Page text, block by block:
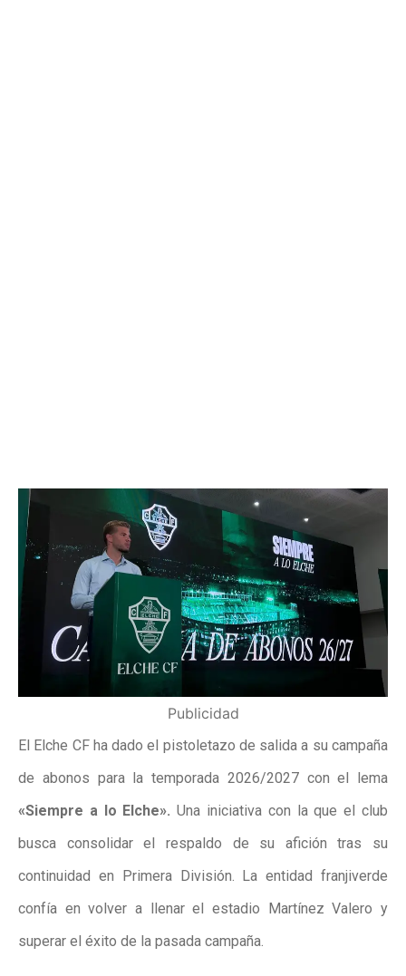
Publicidad
El Elche CF ha dado el pistoletazo de salida a su campaña
de abonos para la temporada 2026/2027 con el lema
«Siempre a lo Elche».Una iniciativa con la que el club
busca consolidar el respaldo de su afición tras su
continuidad en Primera División. La entidad franjiverde
confía en volver a llenar el estadio Martínez Valero y
superar el éxito de la pasada campaña.